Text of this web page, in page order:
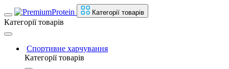
Категорії товарів
Категорії товарів
Спортивне харчування
Категорії товарів